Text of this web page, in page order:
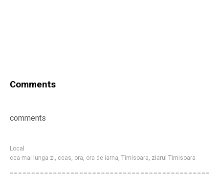
Comments
comments
Local
cea mai lunga zi, ceas, ora, ora de iarna, Timisoara, ziarul Timisoara